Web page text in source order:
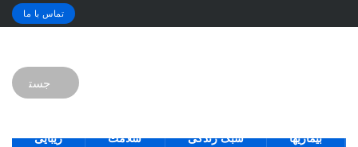
تماس با ما
بیماریها سبک زندگی سلامت زیبایی